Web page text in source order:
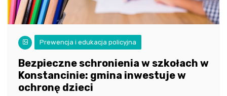
Prewencja i edukacja policyjna
Bezpieczne schronienia w szkołach w
Konstancinie: gmina inwestuje w
ochronę dzieci